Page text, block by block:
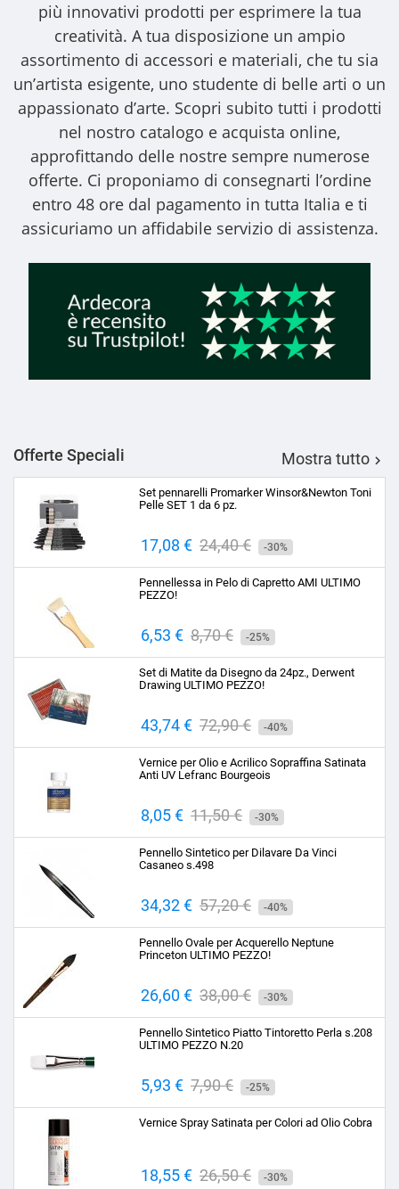
più innovativi prodotti per esprimere la tua
creatività. A tua disposizione un ampio
assortimento di accessori e materiali, che tu sia
un’artista esigente, uno studente di belle arti o un
appassionato d’arte. Scopri subito tutti i prodotti
nel nostro catalogo e acquista online,
approfittando delle nostre sempre numerose
offerte. Ci proponiamo di consegnarti l’ordine
entro 48 ore dal pagamento in tutta Italia e ti
assicuriamo un affidabile servizio di assistenza.
Offerte Speciali Mostra tutto 
Set pennarelli Promarker Winsor&Newton Toni
Pelle SET 1 da 6 pz.
Prezzo
17,08 € Prezzo
base
24,40 € -30%
Pennellessa in Pelo di Capretto AMI ULTIMO
PEZZO!
Prezzo
6,53 € Prezzo
base
8,70 € -25%
Set di Matite da Disegno da 24pz., Derwent
Drawing ULTIMO PEZZO!
Prezzo
43,74 € Prezzo
base
72,90 € -40%
Vernice per Olio e Acrilico Sopraffina Satinata
Anti UV Lefranc Bourgeois
Prezzo
8,05 € Prezzo
base
11,50 € -30%
Pennello Sintetico per Dilavare Da Vinci
Casaneo s.498
Prezzo
34,32 € Prezzo
base
57,20 € -40%
Pennello Ovale per Acquerello Neptune
Princeton ULTIMO PEZZO!
Prezzo
26,60 € Prezzo
base
38,00 € -30%
Pennello Sintetico Piatto Tintoretto Perla s.208
ULTIMO PEZZO N.20
Prezzo
5,93 € Prezzo
base
7,90 € -25%
Vernice Spray Satinata per Colori ad Olio Cobra
Prezzo
18,55 € Prezzo
26,50 € -30%